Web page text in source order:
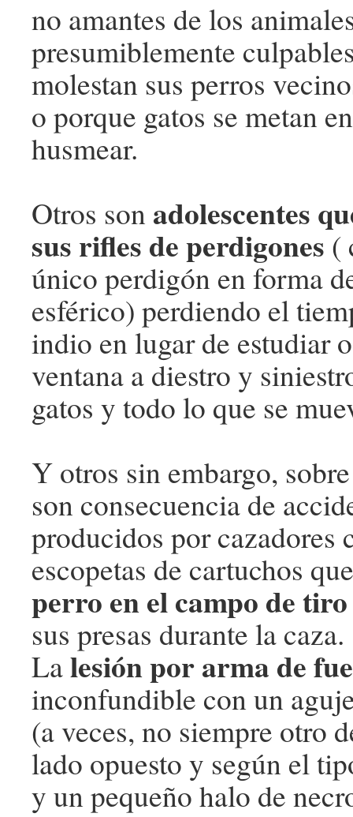
no amantes de los
presumiblemente
molestan sus perros
o porque gatos se metan
husmear.
Otros son adolescentes
sus rifles de perdigones (
único perdigón en forma
esférico) perdiendo el
indio en lugar de estudiar
ventana a diestro y
gatos y todo lo que se
Y otros sin embargo,
son consecuencia de
producidos por cazadores
escopetas de cartuchos
perro en el campo de
sus presas durante la caza.
Lalesión por arma de
inconfundible con un
(a veces, no siempre otro
lado opuesto y según el
y un pequeño halo de